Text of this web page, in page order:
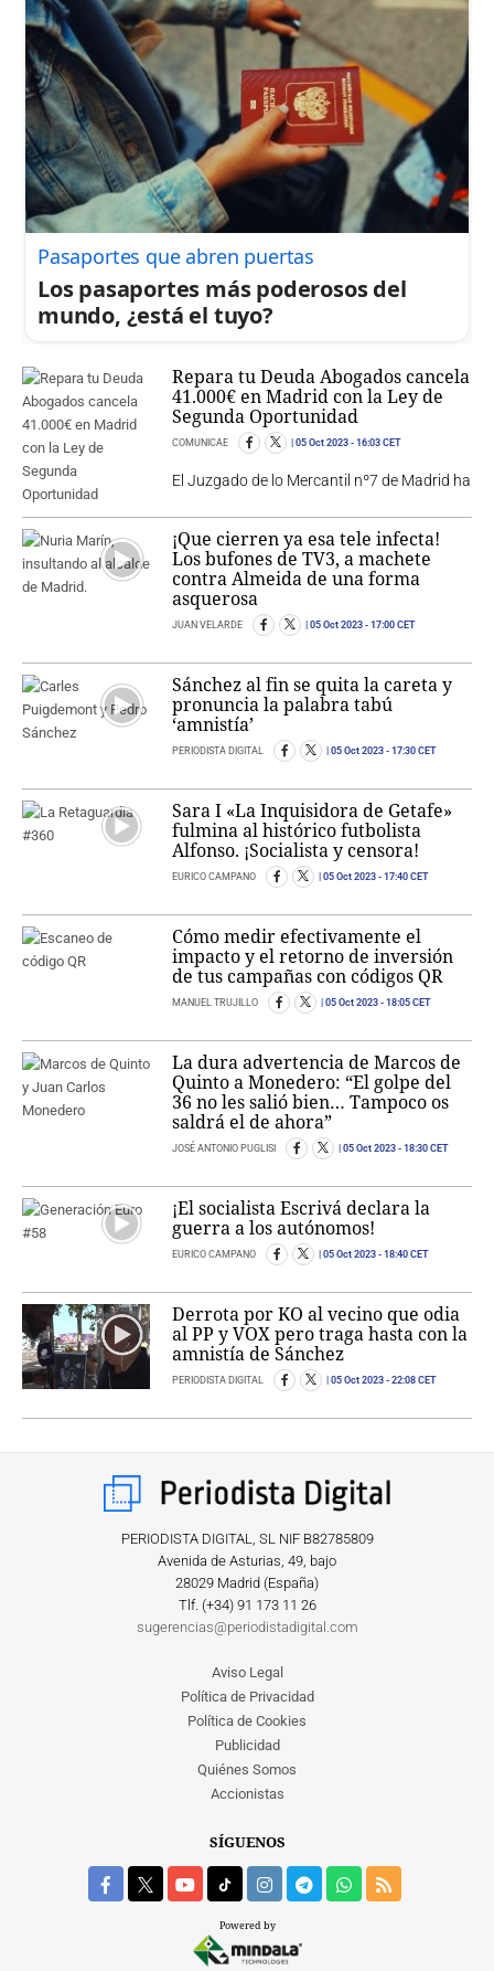
Pasaportes que abren puertas
Los pasaportes más poderosos del
mundo, ¿está el tuyo?
Repara tu Deuda Abogados cancela
41.000€ en Madrid con la Ley de
Segunda Oportunidad
COMUNICAE 05 Oct 2023 - 16:03 CET
El Juzgado de lo Mercantil nº7 de Madrid ha
¡Que cierren ya esa tele infecta!
Los bufones de TV3, a machete
contra Almeida de una forma
asquerosa
JUAN VELARDE 05 Oct 2023 - 17:00 CET
Sánchez al fin se quita la careta y
pronuncia la palabra tabú
‘amnistía’
PERIODISTA DIGITAL 05 Oct 2023 - 17:30 CET
Sara I «La Inquisidora de Getafe»
fulmina al histórico futbolista
Alfonso. ¡Socialista y censora!
EURICO CAMPANO 05 Oct 2023 - 17:40 CET
Cómo medir efectivamente el
impacto y el retorno de inversión
de tus campañas con códigos QR
MANUEL TRUJILLO 05 Oct 2023 - 18:05 CET
La dura advertencia de Marcos de
Quinto a Monedero: “El golpe del
36 no les salió bien… Tampoco os
saldrá el de ahora”
JOSÉ ANTONIO PUGLISI 05 Oct 2023 - 18:30 CET
¡El socialista Escrivá declara la
guerra a los autónomos!
EURICO CAMPANO 05 Oct 2023 - 18:40 CET
Derrota por KO al vecino que odia
al PP y VOX pero traga hasta con la
amnistía de Sánchez
PERIODISTA DIGITAL 05 Oct 2023 - 22:08 CET
PERIODISTA DIGITAL, SL NIF B82785809
Avenida de Asturias, 49, bajo
28029 Madrid (España)
Tlf. (+34) ‎91 173 11 26
sugerencias@periodistadigital.com
Aviso Legal
Política de Privacidad
Política de Cookies
Publicidad
Quiénes Somos
Accionistas
SÍGUENOS
Powered by